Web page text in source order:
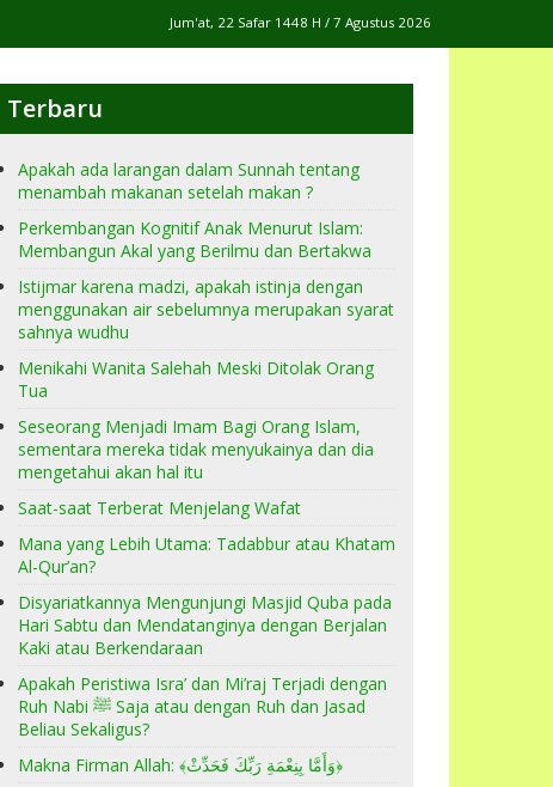
Jum'at, 22 Safar 1448 H / 7 Agustus 2026
Terbaru
Apakah ada larangan dalam Sunnah tentang
menambah makanan setelah makan ?
Perkembangan Kognitif Anak Menurut Islam:
Membangun Akal yang Berilmu dan Bertakwa
Istijmar karena madzi, apakah istinja dengan
menggunakan air sebelumnya merupakan syarat
sahnya wudhu
Menikahi Wanita Salehah Meski Ditolak Orang
Tua
Seseorang Menjadi Imam Bagi Orang Islam,
sementara mereka tidak menyukainya dan dia
mengetahui akan hal itu
Saat-saat Terberat Menjelang Wafat
Mana yang Lebih Utama: Tadabbur atau Khatam
Al-Qur’an?
Disyariatkannya Mengunjungi Masjid Quba pada
Hari Sabtu dan Mendatanginya dengan Berjalan
Kaki atau Berkendaraan
Apakah Peristiwa Isra’ dan Mi’raj Terjadi dengan
Ruh Nabi ﷺ Saja atau dengan Ruh dan Jasad
Beliau Sekaligus?
Makna Firman Allah: ﴾وَأَمَّا بِنِعْمَةِ رَبِّكَ فَحَدِّثْ﴿